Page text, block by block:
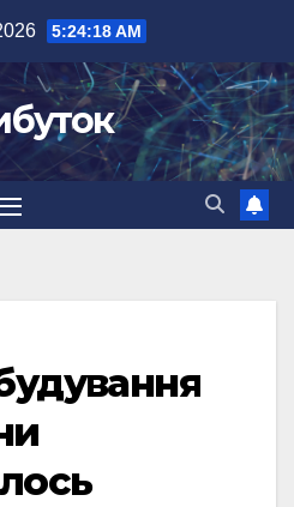
5:24:18 AM